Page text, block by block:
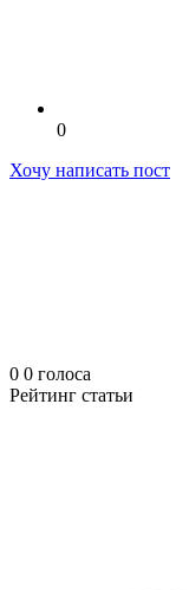
0
Хочу написать пост
0 0 голоса
Рейтинг статьи